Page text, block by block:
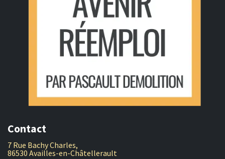
Contact
7 Rue Bachy Charles,
86530 Availles-en-Châtellerault